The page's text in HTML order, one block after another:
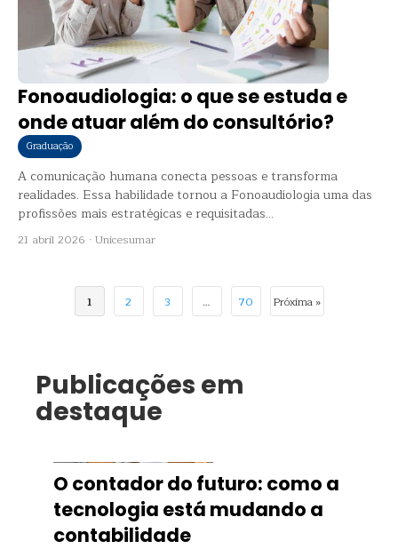
Fonoaudiologia: o que se estuda e
onde atuar além do consultório?
Graduação
A comunicação humana conecta pessoas e transforma
realidades. Essa habilidade tornou a Fonoaudiologia uma das
profissões mais estratégicas e requisitadas...
21 abril 2026 · Unicesumar
1 2 3 … 70 Próxima »
Publicações em
destaque
O contador do futuro: como a
tecnologia está mudando a
contabilidade